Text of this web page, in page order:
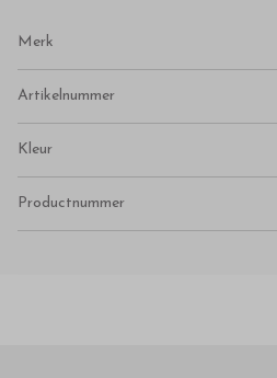
Merk
Artikelnummer
Kleur
Productnummer